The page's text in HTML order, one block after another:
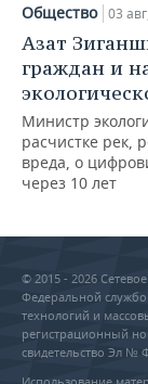
Общество 03
Азат
граждан и
Министр
расчистке рек,
вреда, о
через 10 лет
© 2015 - 2026
Федеральной
технологий и
регистрационный
свидетельство Эл №